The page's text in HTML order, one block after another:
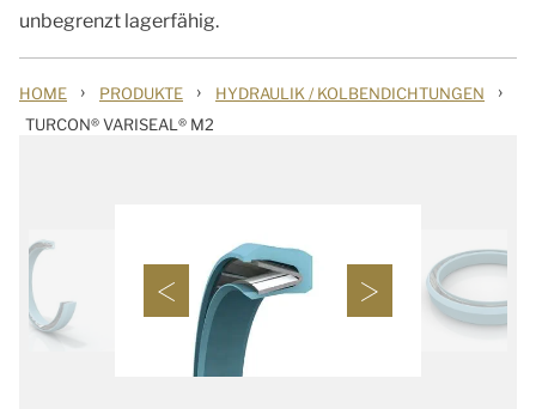
unbegrenzt lagerfähig.
HOME › PRODUKTE › HYDRAULIK / KOLBENDICHTUNGEN ›
TURCON® VARISEAL® M2